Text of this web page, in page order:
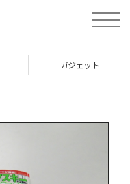
toggle
ガジェット